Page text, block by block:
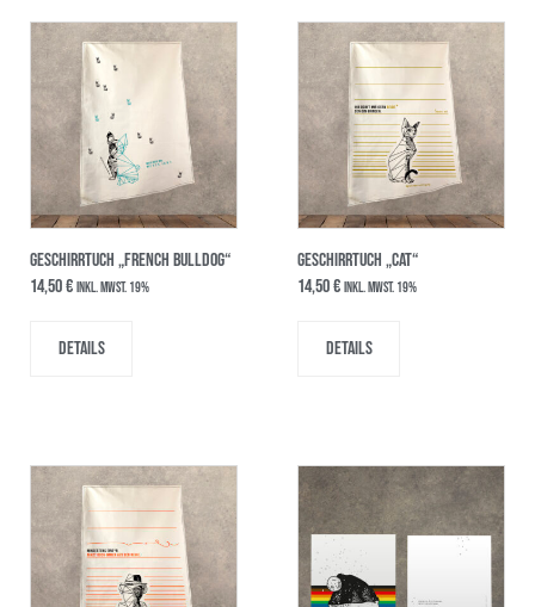
GESCHIRRTUCH „FRENCH BULLDOG“
14,50€ inkl. MwSt. 19%
Details
GESCHIRRTUCH „CAT“
14,50€ inkl. MwSt. 19%
Details